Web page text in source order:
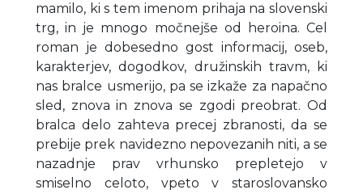
mamilo, ki s tem imenom prihaja na slovenski
trg, in je mnogo močnejše od heroina. Cel
roman je dobesedno gost informacij, oseb,
karakterjev, dogodkov, družinskih travm, ki
nas bralce usmerijo, pa se izkaže za napačno
sled, znova in znova se zgodi preobrat. Od
bralca delo zahteva precej zbranosti, da se
prebije prek navidezno nepovezanih niti, a se
nazadnje prav vrhunsko prepletejo v
smiselno celoto, vpeto v staroslovansko